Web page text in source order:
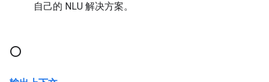
自己的 NLU 解决方案。
O